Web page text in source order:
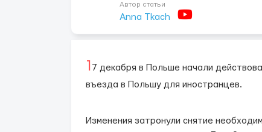
Автор статьи
Anna Tkach
1 7 декабря в Польше начали
въезда в Польшу для иностранцев.
Изменения затронули снятие